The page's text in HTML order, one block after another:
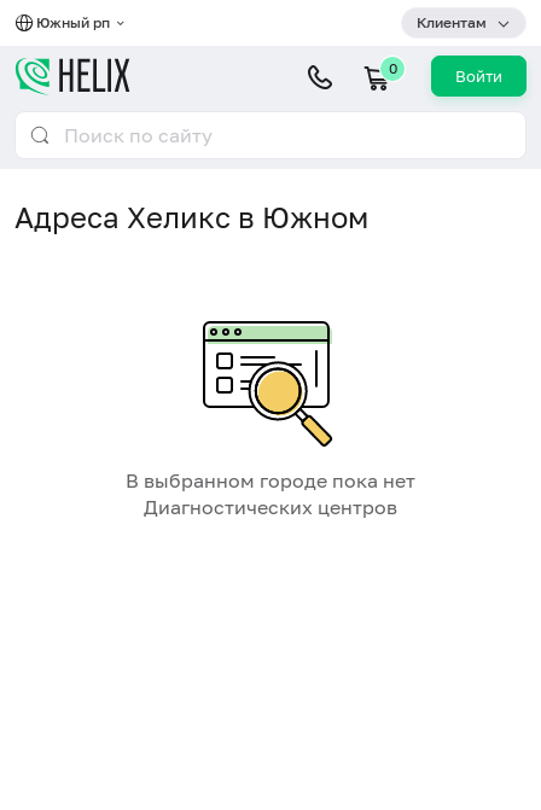
Южный рп Клиентам
0 Войти
Адреса Хеликс в Южном
В выбранном городе пока нет
Диагностических центров